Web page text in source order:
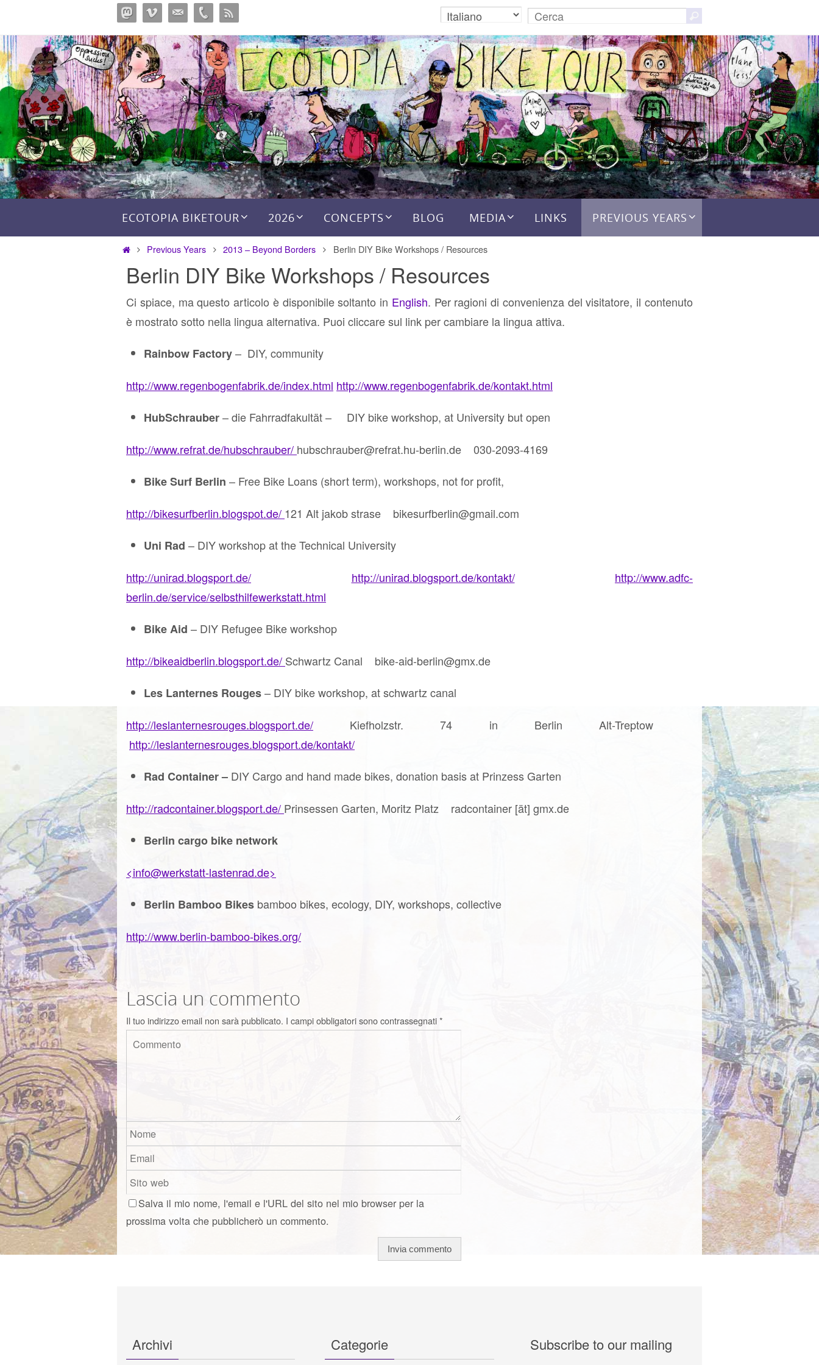
contenuto
per:
ECOTOPIA BIKETOUR 2026 CONCEPTS BLOG MEDIA LINKS PREVIOUS YEARS
HomePrevious Years 2013 – Beyond Borders Berlin DIY Bike Workshops / Resources
Berlin DIY Bike Workshops / Resources
Ci spiace, ma questo articolo è disponibile soltanto in English. Per ragioni di convenienza del visitatore, il contenuto
è mostrato sotto nella lingua alternativa. Puoi cliccare sul link per cambiare la lingua attiva.
Rainbow Factory– DIY, community
http://www.regenbogenfabrik.de/index.html http://www.regenbogenfabrik.de/kontakt.html
HubSchrauber– die Fahrradfakultät – DIY bike workshop, at University but open
http://www.refrat.de/hubschrauber/ hubschrauber@refrat.hu-berlin.de 030-2093-4169
Bike Surf Berlin – Free Bike Loans (short term), workshops, not for profit,
http://bikesurfberlin.blogspot.de/ 121 Alt jakob strase bikesurfberlin@gmail.com
Uni Rad – DIY workshop at the Technical University
http://unirad.blogsport.de/ http://unirad.blogsport.de/kontakt/
http://www.adfc-
berlin.de/service/selbsthilfewerkstatt.html
Bike Aid – DIY Refugee Bike workshop
http://bikeaidberlin.blogsport.de/ Schwartz Canal bike-aid-berlin@gmx.de
Les Lanternes Rouges– DIY bike workshop, at schwartz canal
http://leslanternesrouges.blogsport.de/ Kiefholzstr. 74 in Berlin Alt-Treptow
http://leslanternesrouges.blogsport.de/kontakt/
Rad Container – DIY Cargo and hand made bikes, donation basis at Prinzess Garten
http://radcontainer.blogsport.de/ Prinsessen Garten, Moritz Platz radcontainer [ät] gmx.de
Berlin cargo bike network
<info@werkstatt-lastenrad.de>
Berlin Bamboo Bikesbamboo bikes, ecology, DIY, workshops, collective
http://www.berlin-bamboo-bikes.org/
Lascia un commento
Il tuo indirizzo email non sarà pubblicato. I campi obbligatori sono contrassegnati*
Salva il mio nome, l'email e l'URL del sito nel mio browser per la
prossima volta che pubblicherò un commento.
Archivi Categorie
Subscribe to our mailing